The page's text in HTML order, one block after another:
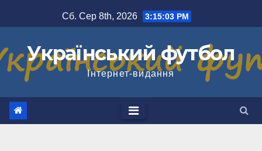
до
Сб. Сер 8th, 2026 3:15:03 PM
Український футбол
Інтернет-видання